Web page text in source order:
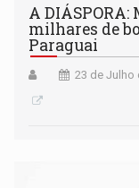
A
milhares de
Paraguai
23 de Julho